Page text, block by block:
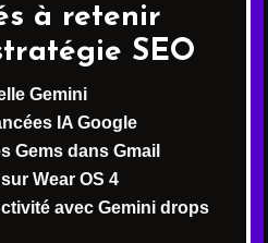
à retenir
SEO
Gemini
IA Google
Gems dans Gmail
Wear OS 4
avec Gemini drops